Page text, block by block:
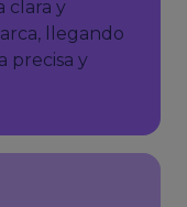
clara y
llegando
precisa y